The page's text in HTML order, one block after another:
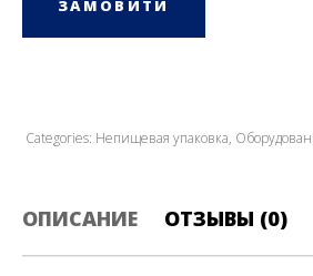
ЗАМОВИТИ
Categories: Непищевая упаковка,
ОПИСАНИЕ ОТЗЫВЫ (0)